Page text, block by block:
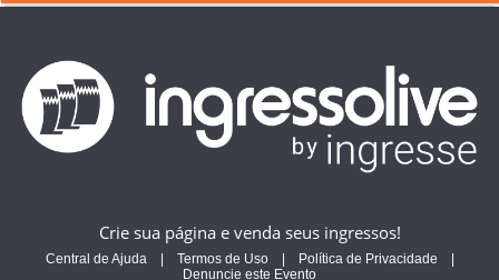
Crie sua página e venda seus ingressos!
Central de Ajuda | Termos de Uso | Política de Privacidade
|
Denuncie este Evento